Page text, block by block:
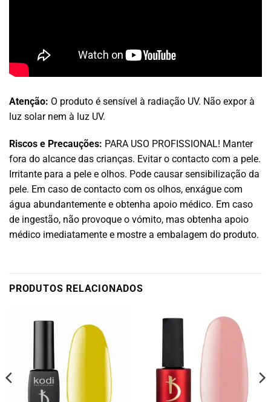
Atenção: O produto é sensível à radiação UV. Não expor à
luz solar nem à luz UV.
Riscos e Precauções: PARA USO PROFISSIONAL! Manter
fora do alcance das crianças. Evitar o contacto com a pele.
Irritante para a pele e olhos. Pode causar sensibilização da
pele. Em caso de contacto com os olhos, enxágue com
água abundantemente e obtenha apoio médico. Em caso
de ingestão, não provoque o vómito, mas obtenha apoio
médico imediatamente e mostre a embalagem do produto.
PRODUTOS RELACIONADOS